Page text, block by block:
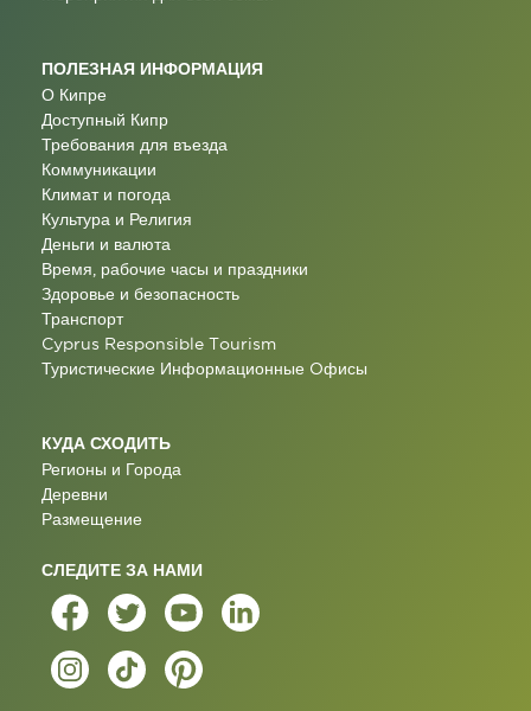
ПОЛЕЗНАЯ ИНФОРМАЦИЯ
О Кипре
Доступный Кипр
Требования для въезда
Коммуникации
Климат и погода
Культура и Религия
Деньги и валюта
Время, рабочие часы и праздники
Здоровье и безопасность
Транспорт
Cyprus Responsible Tourism
Туристические Информационные Oфисы
КУДА СХОДИТЬ
Регионы и Города
Деревни
Размещение
СЛЕДИТЕ ЗА НАМИ